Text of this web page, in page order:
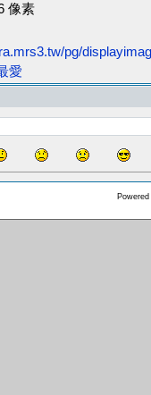
像素
pg/
愛